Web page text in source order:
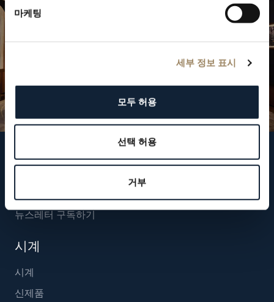
마케팅
세부 정보 표시
모두 허용
선택 허용
거부
브레게 팔로우하기
뉴스레터 구독하기
시계
시계
신제품